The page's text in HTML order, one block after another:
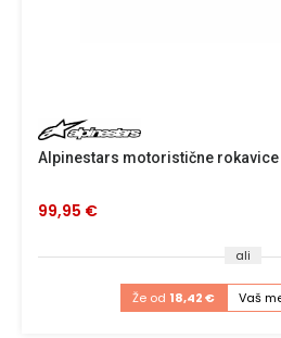
Alpinestars motoristične rokavice
99,95 €
ali
Že od 18,42 € Vaš